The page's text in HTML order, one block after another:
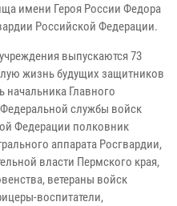
имени Героя России Федора
Российской Федерации.
выпускаются 73
жизнь будущих защитников
начальника Главного
службы войск
Федерации полковник
аппарата Росгвардии,
власти Пермского края,
ветераны войск
воспитатели,